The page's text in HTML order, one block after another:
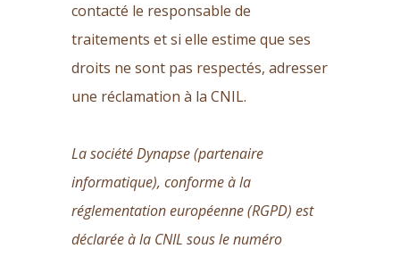
contacté le responsable de
traitements et si elle estime que ses
droits ne sont pas respectés, adresser
une réclamation à la CNIL.
La société Dynapse (partenaire
informatique), conforme à la
réglementation européenne (RGPD) est
déclarée à la CNIL sous le numéro